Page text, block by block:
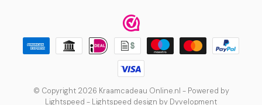
© Copyright 2026 Kraamcadeau Online.nl - Powered by
Lightspeed - Lightspeed design by Dyvelopment